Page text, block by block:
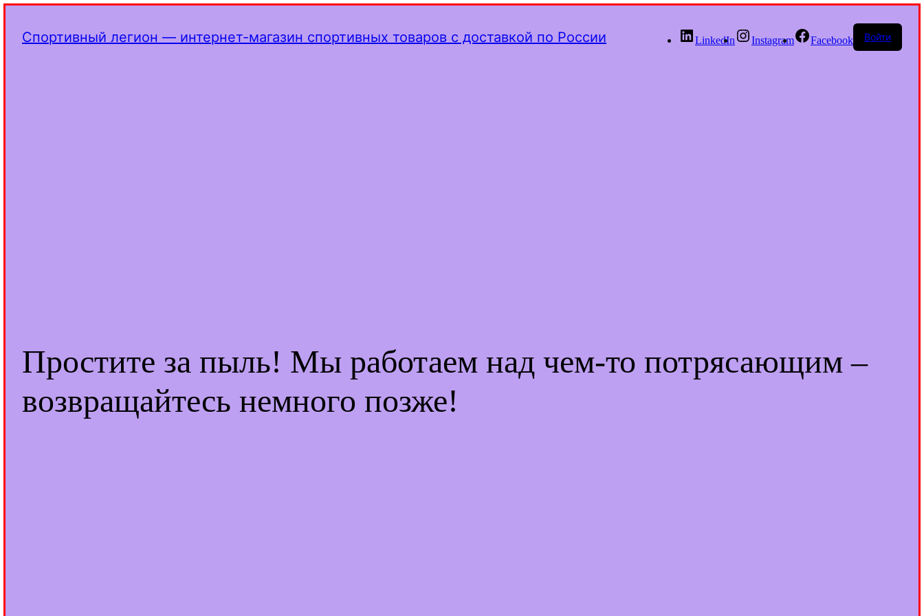
Спортивный легион — интернет-магазин спортивных товаров с доставкой по России LinkedIn Instagram Facebook Войти
Простите за пыль! Мы работаем над чем-то потрясающим –
возвращайтесь немного позже!